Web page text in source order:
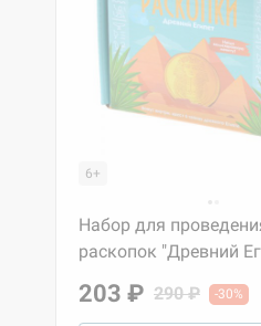
6+
Набор для
раскопок "Древний
203 ₽ 290 ₽ -30%